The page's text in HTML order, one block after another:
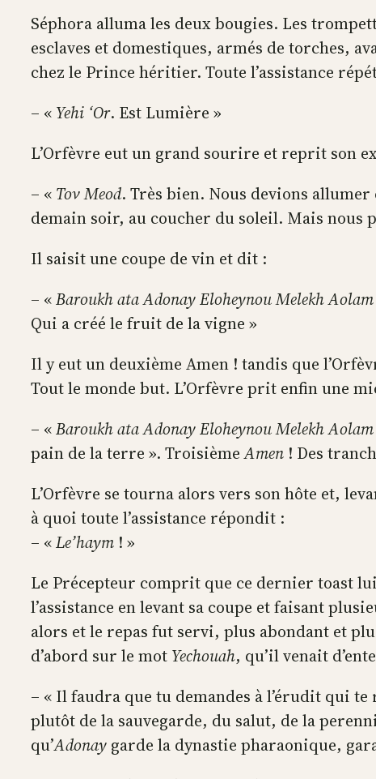
Séphora alluma les deux bougies. Les
esclaves et domestiques, armés de torches,
chez le Prince héritier. Toute l’assistance
– « Yehi ‘Or. Est Lumière »
L’Orfèvre eut un grand sourire et reprit son
– « Tov Meod. Très bien. Nous devions
demain soir, au coucher du soleil. Mais nous
Il saisit une coupe de vin et dit :
– «Baroukh ata Adonay Eloheynou Melekh
Qui a créé le fruit de la vigne »
Il y eut un deuxième Amen ! tandis que
Tout le monde but. L’Orfèvre prit enfin une
– «Baroukh ata Adonay Eloheynou Melekh
pain de la terre ». TroisièmeAmen ! Des
L’Orfèvre se tourna alors vers son hôte et,
à quoi toute l’assistance répondit :
– «Le’haym ! »
Le Précepteur comprit que ce dernier toast
l’assistance en levant sa coupe et faisant
alors et le repas fut servi, plus abondant et
d’abord sur le mot Yechouah, qu’il venait
– « Il faudra que tu demandes à l’érudit qui
plutôt de la sauvegarde, du salut, de la
qu’Adonay garde la dynastie pharaonique,